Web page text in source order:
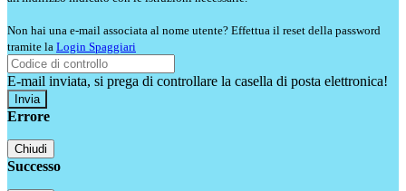
Non hai una e-mail associata al nome utente? Effettua il reset della password
tramite la Login Spaggiari
E-mail inviata, si prega di controllare la casella di posta elettronica!
Errore
Chiudi
Successo